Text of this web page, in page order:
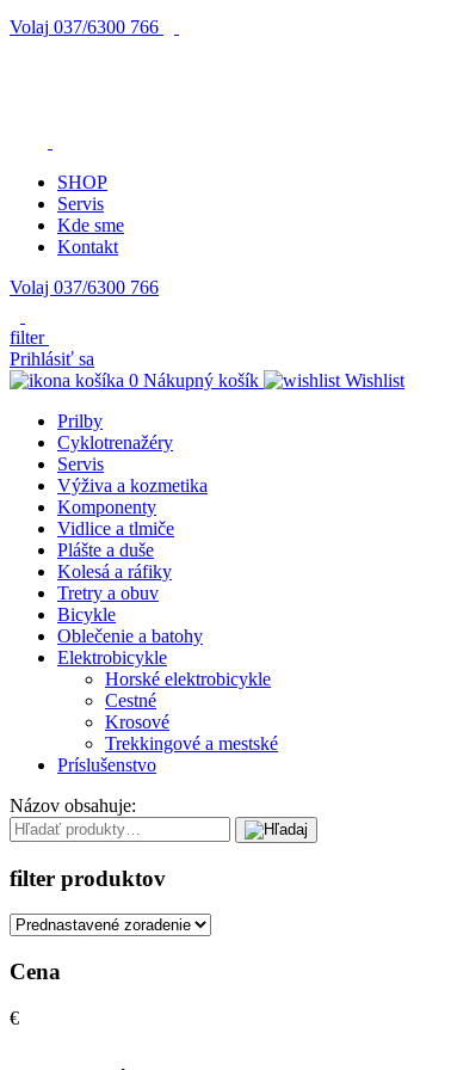
Volaj 037/6300 766
SHOP
Servis
Kde sme
Kontakt
Volaj 037/6300 766
filter
Prihlásiť sa
0 Nákupný košík
Wishlist
Prilby
Cyklotrenažéry
Servis
Výživa a kozmetika
Komponenty
Vidlice a tlmiče
Plášte a duše
Kolesá a ráfiky
Tretry a obuv
Bicykle
Oblečenie a batohy
Elektrobicykle
Horské elektrobicykle
Cestné
Krosové
Trekkingové a mestské
Príslušenstvo
Názov obsahuje:
filter produktov
Cena
€